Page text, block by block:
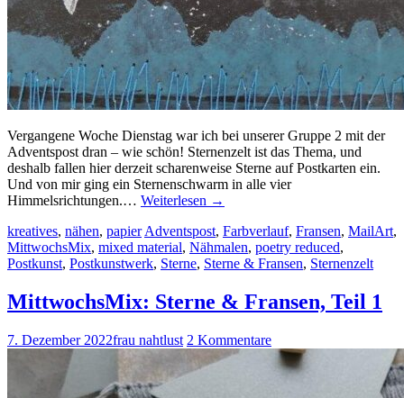
Vergangene Woche Dienstag war ich bei unserer Gruppe 2 mit der
Adventspost dran – wie schön! Sternenzelt ist das Thema, und
deshalb fallen hier derzeit scharenweise Sterne auf Postkarten ein.
Und von mir ging ein Sternenschwarm in alle vier
Himmelsrichtungen.… Weiterlesen →
kreatives, nähen, papier Adventspost, Farbverlauf, Fransen, MailArt,
MittwochsMix, mixed material, Nähmalen, poetry reduced,
Postkunst, Postkunstwerk, Sterne, Sterne & Fransen, Sternenzelt
MittwochsMix: Sterne & Fransen, Teil 1
7. Dezember 2022frau nahtlust 2 Kommentare